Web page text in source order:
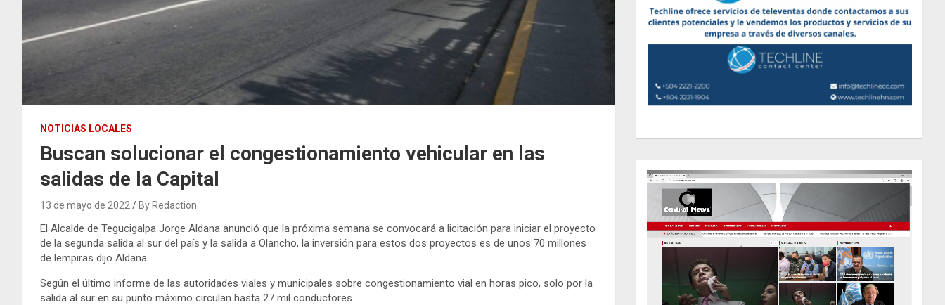
NOTICIAS LOCALES
Buscan solucionar el congestionamiento vehicular en las
salidas de la Capital
13 de mayo de 2022 By Redaction
El Alcalde de Tegucigalpa Jorge Aldana anunció que la próxima semana se convocará a licitación para iniciar el proyecto
de la segunda salida al sur del país y la salida a Olancho, la inversión para estos dos proyectos es de unos 70 millones
de lempiras dijo Aldana
Según el último informe de las autoridades viales y municipales sobre congestionamiento vial en horas pico, solo por la
salida al sur en su punto máximo circulan hasta 27 mil conductores.